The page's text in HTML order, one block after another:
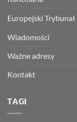
Europejski
Wiadomości
Ważne adresy
Kontakt
TAGI